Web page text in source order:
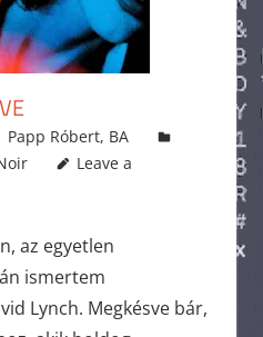
Papp Róbert, BA
Leave a
az egyetlen
ismertem
Lynch. Megkésve bár,